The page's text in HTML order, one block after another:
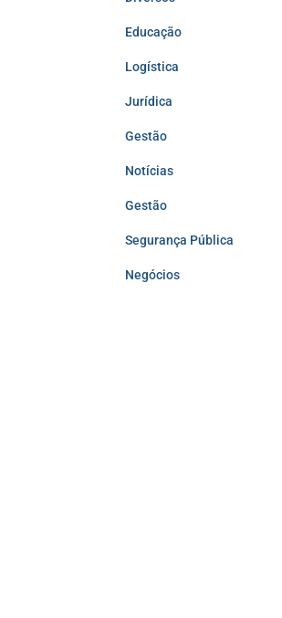
Educação
Logística
Jurídica
Gestão
Notícias
Gestão
Segurança Pública
Negócios